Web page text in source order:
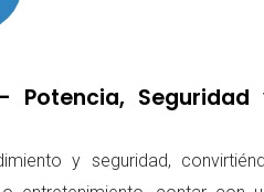
y seguridad,